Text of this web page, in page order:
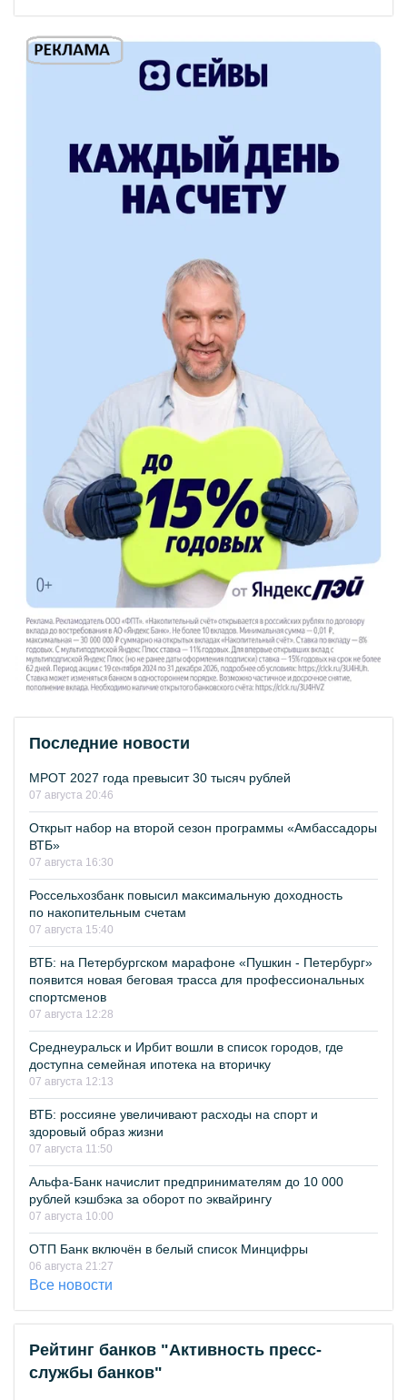
Последние новости
МРОТ 2027 года превысит 30 тысяч рублей
07 августа 20:46
Открыт набор на второй сезон программы «Амбассадоры
ВТБ»
07 августа 16:30
Россельхозбанк повысил максимальную доходность
по накопительным счетам
07 августа 15:40
ВТБ: на Петербургском марафоне «Пушкин - Петербург»
появится новая беговая трасса для профессиональных
спортсменов
07 августа 12:28
Среднеуральск и Ирбит вошли в список городов, где
доступна семейная ипотека на вторичку
07 августа 12:13
ВТБ: россияне увеличивают расходы на спорт и
здоровый образ жизни
07 августа 11:50
Альфа-Банк начислит предпринимателям до 10 000
рублей кэшбэка за оборот по эквайрингу
07 августа 10:00
ОТП Банк включён в белый список Минцифры
06 августа 21:27
Все новости
Рейтинг банков "Активность пресс-
службы банков"